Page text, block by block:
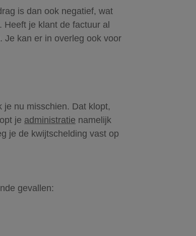
is dan ook negatief, wat
je klant de factuur al
Je kan er in overleg ook voor
je nu misschien. Dat klopt,
je administratie namelijk
je de kwijtschelding vast op
gevallen: